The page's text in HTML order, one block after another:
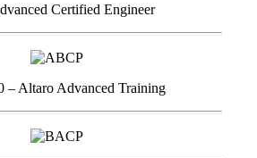
Certified Engineer
– Altaro Advanced Training